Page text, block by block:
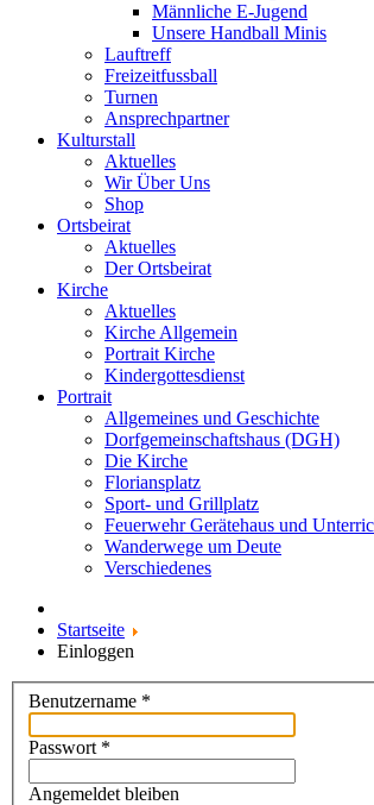
Männliche E-Jugend
Unsere Handball Minis
Lauftreff
Freizeitfussball
Turnen
Ansprechpartner
Kulturstall
Aktuelles
Wir Über Uns
Shop
Ortsbeirat
Aktuelles
Der Ortsbeirat
Kirche
Aktuelles
Kirche Allgemein
Portrait Kirche
Kindergottesdienst
Portrait
Allgemeines und Geschichte
Dorfgemeinschaftshaus (DGH)
Die Kirche
Floriansplatz
Sport- und Grillplatz
Feuerwehr Gerätehaus und
Wanderwege um Deute
Verschiedenes
Startseite
Einloggen
Benutzername *
Passwort *
Angemeldet bleiben